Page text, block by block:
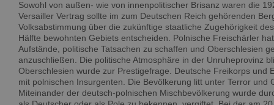
Sowohl von außen- wie von innenpolitischer Brisanz waren die
Versailler Vertrag sollte im zum Deutschen Reich gehörenden
Volksabstimmung über die zukünftige staatliche Zugehörigkeit
Hälfte bewohnten Gebiets entscheiden. Polnische Freischärler
Aufstände, politische Tatsachen zu schaffen und Oberschlesien
anzuschließen. Die politische Atmosphäre in der Unruheprovinz
Oberschlesien wurde zur Prestigefrage. Deutsche Freikorps und
mit polnischen Insurgenten. Die Bevölkerung litt unter Terror und
Miteinander der deutsch-polnischen Mischbevölkerung wurde